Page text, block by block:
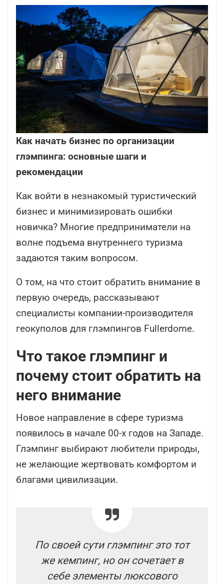
Как начать бизнес по организации
глэмпинга: основные шаги и
рекомендации
Как войти в незнакомый туристический
бизнес и минимизировать ошибки
новичка? Многие предприниматели на
волне подъема внутреннего туризма
задаются таким вопросом.
О том, на что стоит обратить внимание в
первую очередь, рассказывают
специалисты компании-производителя
геокуполов для глэмпингов Fullerdome.
Что такое глэмпинг и
почему стоит обратить на
него внимание
Новое направление в сфере туризма
появилось в начале 00-х годов на Западе.
Глэмпинг выбирают любители природы,
не желающие жертвовать комфортом и
благами цивилизации.
По своей сути глэмпинг это тот
же кемпинг, но он сочетает в
себе элементы люксового